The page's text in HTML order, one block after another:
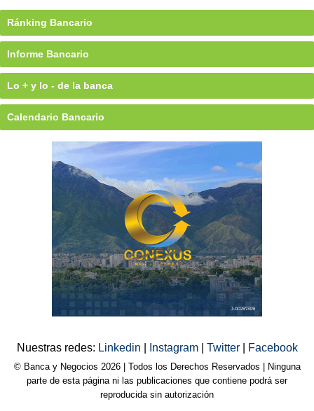
Ránking Bancario
Informe Bancario
Lo + y lo - de la banca
Calendario Bancario
Nuestras redes: Linkedin Instagram Twitter Facebook
© Banca y Negocios 2026 | Todos los Derechos Reservados | Ninguna
parte de esta página ni las publicaciones que contiene podrá ser
reproducida sin autorización